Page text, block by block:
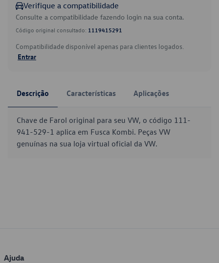
Verifique a compatibilidade
Consulte a compatibilidade fazendo login na sua conta.
Código original consultado: 1119415291
Compatibilidade disponível apenas para clientes logados.
Entrar
Descrição Características Aplicações
Chave de Farol original para seu VW, o código 111-
941-529-1 aplica em Fusca Kombi. Peças VW
genuínas na sua loja virtual oficial da VW.
Ajuda